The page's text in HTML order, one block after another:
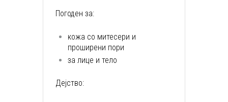
Погоден за:
кожа со митесери и
проширени пори
за лице и тело
Дејство: